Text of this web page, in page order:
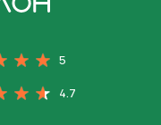
5
4.7